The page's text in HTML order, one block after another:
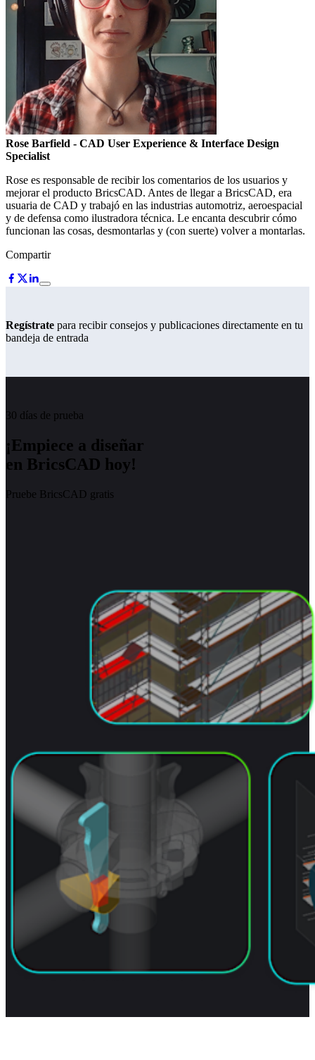
Rose Barfield - CAD User Experience & Interface Design
Specialist
Rose es responsable de recibir los comentarios de los usuarios y
mejorar el producto BricsCAD. Antes de llegar a BricsCAD, era
usuaria de CAD y trabajó en las industrias automotriz, aeroespacial
y de defensa como ilustradora técnica. Le encanta descubrir cómo
funcionan las cosas, desmontarlas y (con suerte) volver a montarlas.
Compartir
Regístrate para recibir consejos y publicaciones directamente en tu
bandeja de entrada
30 días de prueba
¡Empiece a diseñar
en BricsCAD hoy!
Pruebe BricsCAD gratis